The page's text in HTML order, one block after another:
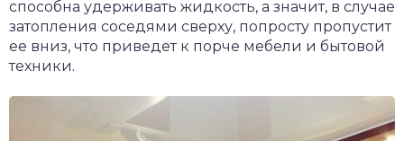
способна удерживать жидкость, а значит, в случае
затопления соседями сверху, попросту пропустит
ее вниз, что приведет к порче мебели и бытовой
техники.